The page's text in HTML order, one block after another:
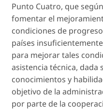
Punto Cuatro, que
fomentar el
condiciones de
países
para mejorar tales
asistencia técnica, dada
conocimientos y
objetivo de la
por parte de la